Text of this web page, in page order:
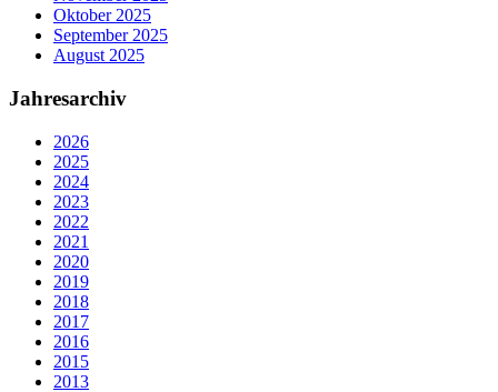
Oktober 2025
September 2025
August 2025
Jahresarchiv
2026
2025
2024
2023
2022
2021
2020
2019
2018
2017
2016
2015
2013